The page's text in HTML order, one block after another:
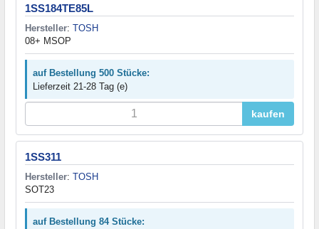
1SS184TE85L
Hersteller: TOSH
08+ MSOP
auf Bestellung 500 Stücke:
Lieferzeit 21-28 Tag (e)
kaufen
1SS311
Hersteller: TOSH
SOT23
auf Bestellung 84 Stücke: